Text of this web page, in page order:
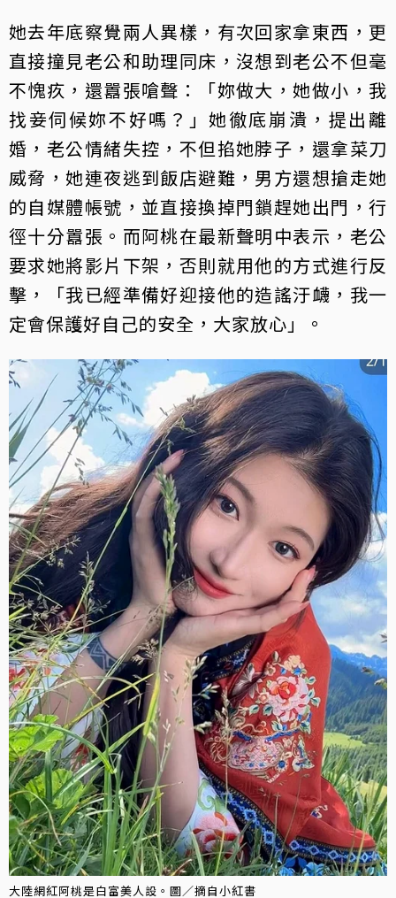
她去年底察覺兩人異樣，有次回家拿東西，更
直接撞見老公和助理同床，沒想到老公不但毫
不愧疚，還囂張嗆聲：「妳做大，她做小，我
找妾伺候妳不好嗎？」她徹底崩潰，提出離
婚，老公情緒失控，不但掐她脖子，還拿菜刀
威脅，她連夜逃到飯店避難，男方還想搶走她
的自媒體帳號，並直接換掉門鎖趕她出門，行
徑十分囂張。而阿桃在最新聲明中表示，老公
要求她將影片下架，否則就用他的方式進行反
擊，「我已經準備好迎接他的造謠汙衊，我一
定會保護好自己的安全，大家放心」。
大陸網紅阿桃是白富美人設。圖／摘自小紅書